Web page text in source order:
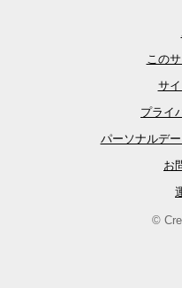
この
サ
プライ
パーソナルデ
お
©